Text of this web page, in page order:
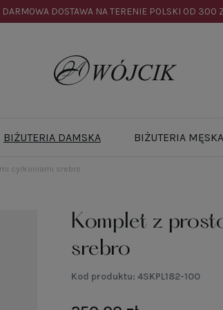
DARMOWA DOSTAWA NA TERENIE POLSKI OD 300
BIŻUTERIA DAMSKA BIŻUTERIA MĘSKA
cyrkoniami srebro
Komplet z
srebro
Kod produktu: 4SKPL182-100